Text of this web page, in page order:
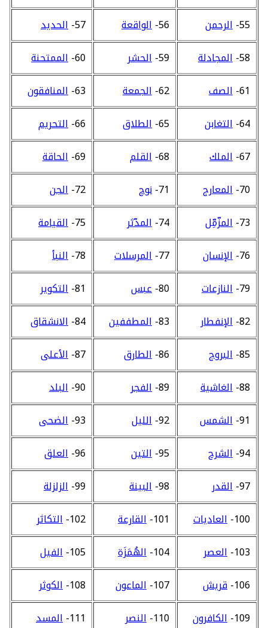
55- الرحمن 56- الواقعة 57- الحديد
58- المجادلة 59- الحشر 60- الممتحنة
61- الصف 62- الجمعة 63- المنافقون
64- التغابن 65- الطلاق 66- التحريم
67- الملك 68- القلم 69- الحاقة
70- المعارج 71- نوح 72- الجن
73- المزّمِّل 74- المدّثر 75- القيامة
76- الإنسان 77- المرسلات 78- النبأ
79- النازعات 80- عبس 81- التكوير
82- الإنفطار 83- المطففين 84- الانشقاق
85- البروج 86- الطارق 87- الأعلى
88- الغاشية 89- الفجر 90- البلد
91- الشمس 92- الليل 93- الضحى
94- الشرح 95- التين 96- العلق
97- القدر 98- البينة 99- الزلزلة
100- العاديات 101- القارعة 102- التكاثر
103- العصر 104- الهُمَزَة 105- الفيل
106- قريش 107- الماعون 108- الكوثر
109- الكافرون 110- النصر 111- المسد